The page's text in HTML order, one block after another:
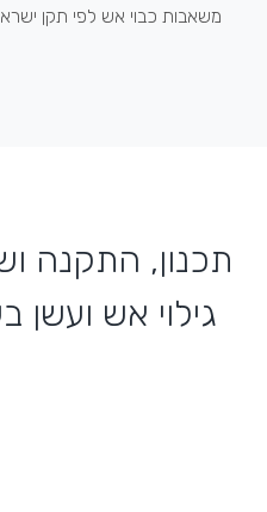
משאבות כבוי אש לפי תקן
תכנון, התקנה
גילוי אש ועשן